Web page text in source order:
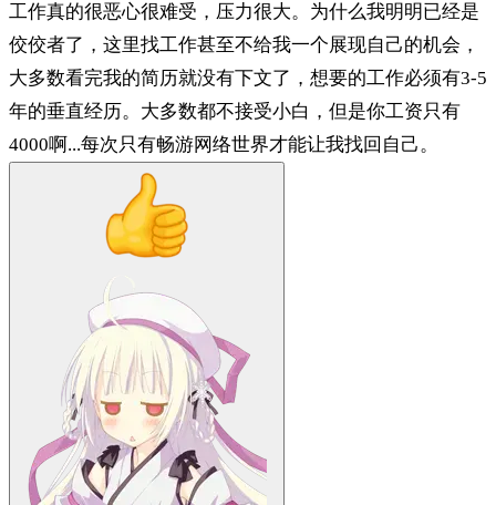
工作真的很恶心很难受，压力很大。为什么我明明已经是
佼佼者了，这里找工作甚至不给我一个展现自己的机会，
大多数看完我的简历就没有下文了，想要的工作必须有3-5
年的垂直经历。大多数都不接受小白，但是你工资只有
4000啊...每次只有畅游网络世界才能让我找回自己。